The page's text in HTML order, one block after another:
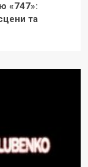
«747»:
та